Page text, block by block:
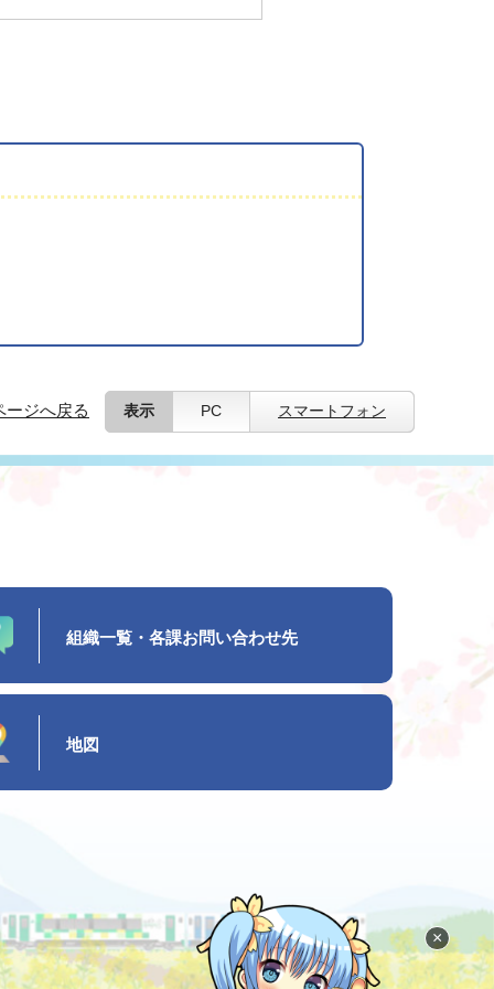
ージへ戻る 表示 PC スマートフォン
×
組織一覧・各課お問い合わせ先
地図